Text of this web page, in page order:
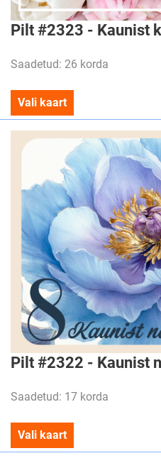
Pilt #2323 - Kaunist
Saadetud: 26 korda
Vali kaart
Pilt #2322 - Kaunist
Saadetud: 17 korda
Vali kaart